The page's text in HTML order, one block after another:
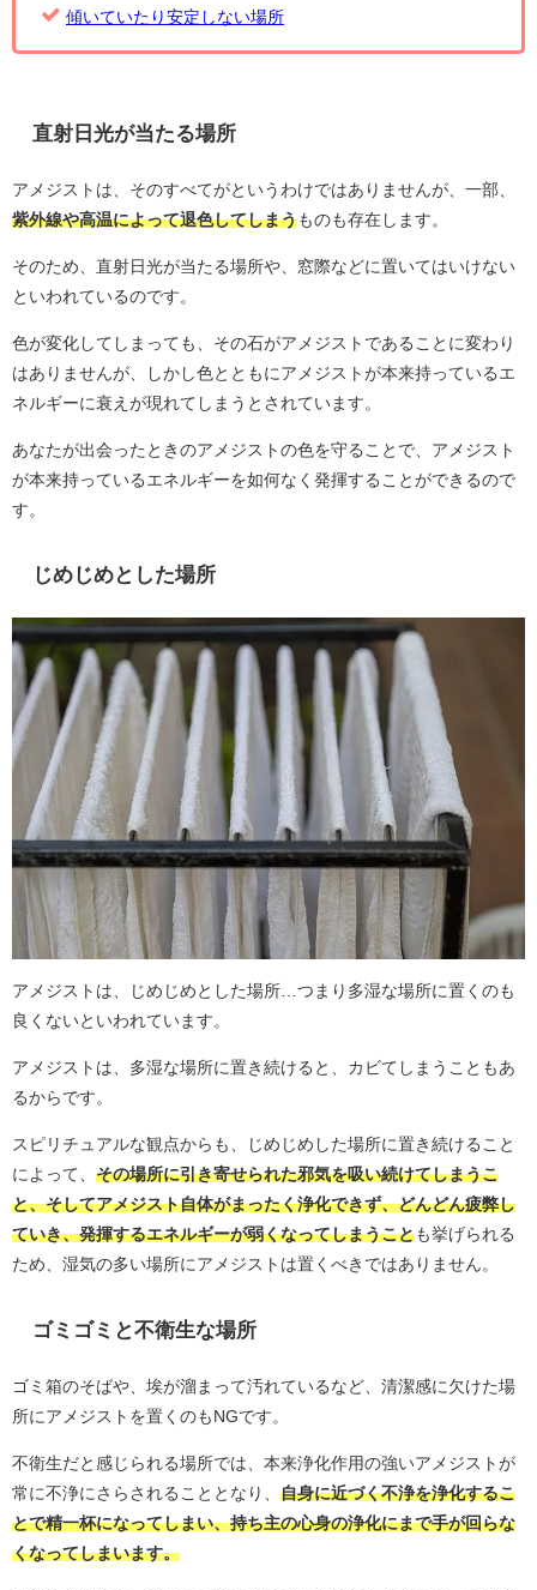
傾いていたり安定しない場所
直射日光が当たる場所
アメジストは、そのすべてがというわけではありませんが、一部、
紫外線や高温によって退色してしまうものも存在します。
そのため、直射日光が当たる場所や、窓際などに置いてはいけない
といわれているのです。
色が変化してしまっても、その石がアメジストであることに変わり
はありませんが、しかし色とともにアメジストが本来持っているエ
ネルギーに衰えが現れてしまうとされています。
あなたが出会ったときのアメジストの色を守ることで、アメジスト
が本来持っているエネルギーを如何なく発揮することができるので
す。
じめじめとした場所
アメジストは、じめじめとした場所…つまり多湿な場所に置くのも
良くないといわれています。
アメジストは、多湿な場所に置き続けると、カビてしまうこともあ
るからです。
スピリチュアルな観点からも、じめじめした場所に置き続けること
によって、 その場所に引き寄せられた邪気を吸い続けてしまうこ
と、そしてアメジスト自体がまったく浄化できず、どんどん疲弊し
ていき、発揮するエネルギーが弱くなってしまうことも挙げられる
ため、湿気の多い場所にアメジストは置くべきではありません。
ゴミゴミと不衛生な場所
ゴミ箱のそばや、埃が溜まって汚れているなど、清潔感に欠けた場
所にアメジストを置くのもNGです。
不衛生だと感じられる場所では、本来浄化作用の強いアメジストが
常に不浄にさらされることとなり、 自身に近づく不浄を浄化するこ
とで精一杯になってしまい、持ち主の心身の浄化にまで手が回らな
くなってしまいます。